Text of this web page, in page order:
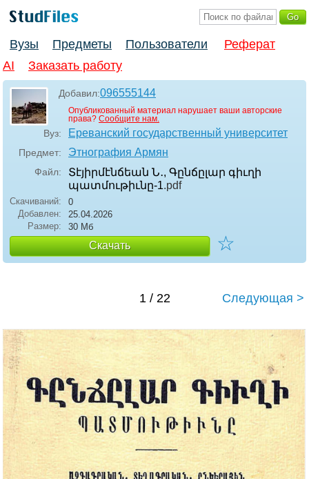
Вузы Предметы Пользователи
Реферат
AI
Заказать работу
Добавил:096555144
Опубликованный материал нарушает ваши авторские
права? Сообщите нам.
Вуз: Ереванский государственный университет
Предмет: Этнография Армян
Файл:
Տէյիրմէնճեան Ն․, Գընճըլար գիւղի
պատմութիւնը-1.pdf
Скачиваний:
0
Добавлен:
25.04.2026
Размер:
30 Мб
Скачать ☆
1 / 22 Следующая >